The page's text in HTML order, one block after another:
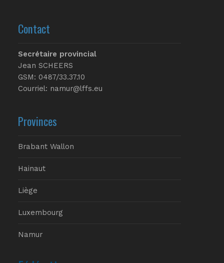
Contact
Secrétaire provincial
Jean SCHEERS
GSM: 0487/33.37.10
Courriel: namur@lffs.eu
Provinces
Brabant Wallon
Hainaut
Liège
Luxembourg
Namur